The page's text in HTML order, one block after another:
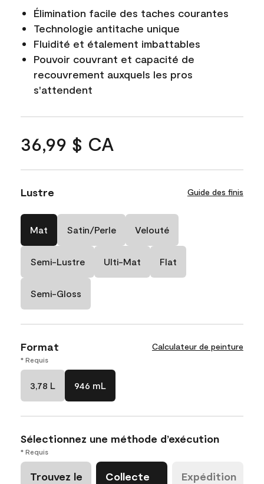
Élimination facile des taches courantes
Technologie antitache unique
Fluidité et étalement imbattables
Pouvoir couvrant et capacité de
recouvrement auxquels les pros
s'attendent
36,99 $ CA
Lustre Guide des finis
Mat Satin/Perle Velouté
Semi-Lustre Ulti-Mat Flat
Semi-Gloss
Format Calculateur de peinture
* Requis
3,78 L 946 mL
Sélectionnez une méthode d’exécution
* Requis
Trouvez le
Collecte
Expédition